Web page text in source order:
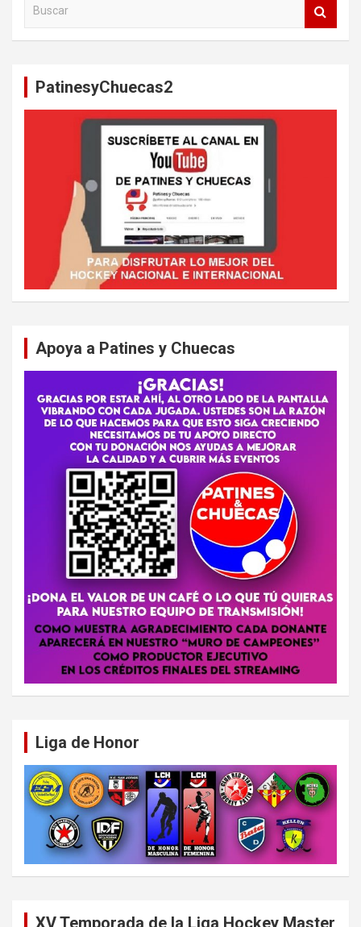
PatinesyChuecas2
Apoya a Patines y Chuecas
Liga de Honor